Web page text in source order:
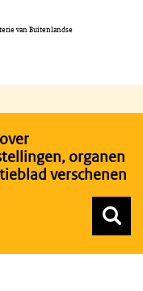
van Buitenlandse
organen
verschenen